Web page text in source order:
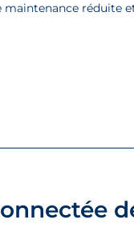
maintenance réduite